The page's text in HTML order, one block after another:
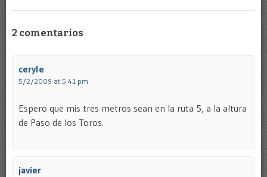
2 comentarios
ceryle
5/2/2009 at 5:41 pm
Espero que mis tres metros sean en la ruta 5, a la altura
de Paso de los Toros.
javier